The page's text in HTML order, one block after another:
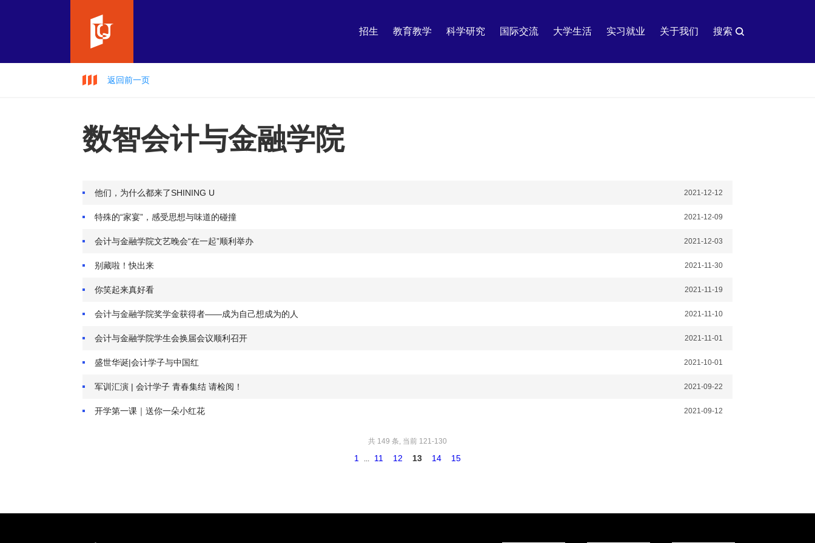
招生 教育教学 科学研究 国际交流 大学生活 实习就业 关于我们 搜索
返回前一页
数智会计与金融学院
他们，为什么都来了SHINING U 2021-12-12
特殊的“家宴”，感受思想与味道的碰撞 2021-12-09
会计与金融学院文艺晚会“在一起”顺利举办 2021-12-03
别藏啦！快出来 2021-11-30
你笑起来真好看 2021-11-19
会计与金融学院奖学金获得者——成为自己想成为的人 2021-11-10
会计与金融学院学生会换届会议顺利召开 2021-11-01
盛世华诞|会计学子与中国红 2021-10-01
军训汇演 | 会计学子 青春集结 请检阅！ 2021-09-22
开学第一课｜送你一朵小红花 2021-09-12
共 149 条, 当前 121-130
1 ... 11 12 13 14 15